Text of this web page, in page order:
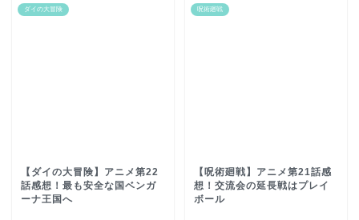
ダイの大冒険
【ダイの大冒険】アニメ第22
話感想！最も安全な国ベンガ
ーナ王国へ
呪術廻戦
【呪術廻戦】アニメ第21話感
想！交流会の延長戦はプレイ
ボール